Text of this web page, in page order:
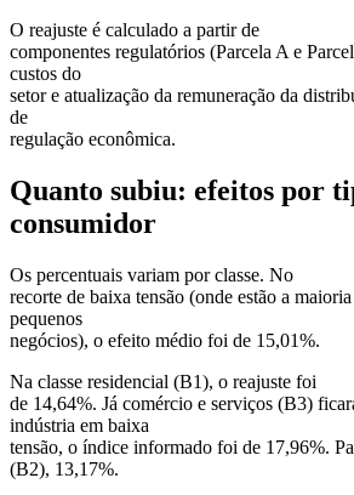
O reajuste é calculado a partir de
componentes regulatórios (Parcela A e
custos do
setor e atualização da remuneração da
de
regulação econômica.
Quanto subiu: efeitos por
consumidor
Os percentuais variam por classe. No
recorte de baixa tensão (onde estão a
pequenos
negócios), o efeito médio foi de 15,01%.
Na classe residencial (B1), o reajuste foi
de 14,64%. Já comércio e serviços (B3)
indústria em baixa
tensão, o índice informado foi de 17,96%.
(B2), 13,17%.